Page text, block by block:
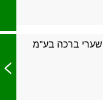
שערי ברכה בע"מ
>